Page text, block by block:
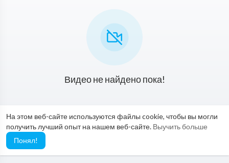
На этом веб-сайте используются файлы cookie, чтобы вы могли
получить лучший опыт на нашем веб-сайте. Выучить больше
Понял!
Видео не найдено пока!